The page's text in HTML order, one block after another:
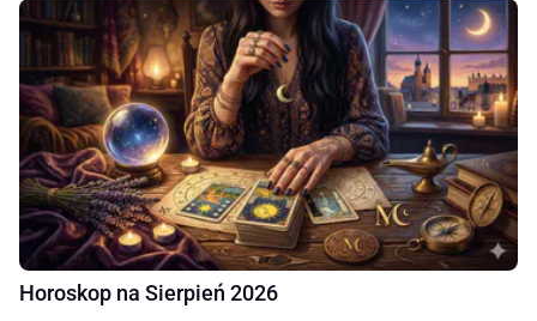
Horoskop na Sierpień 2026